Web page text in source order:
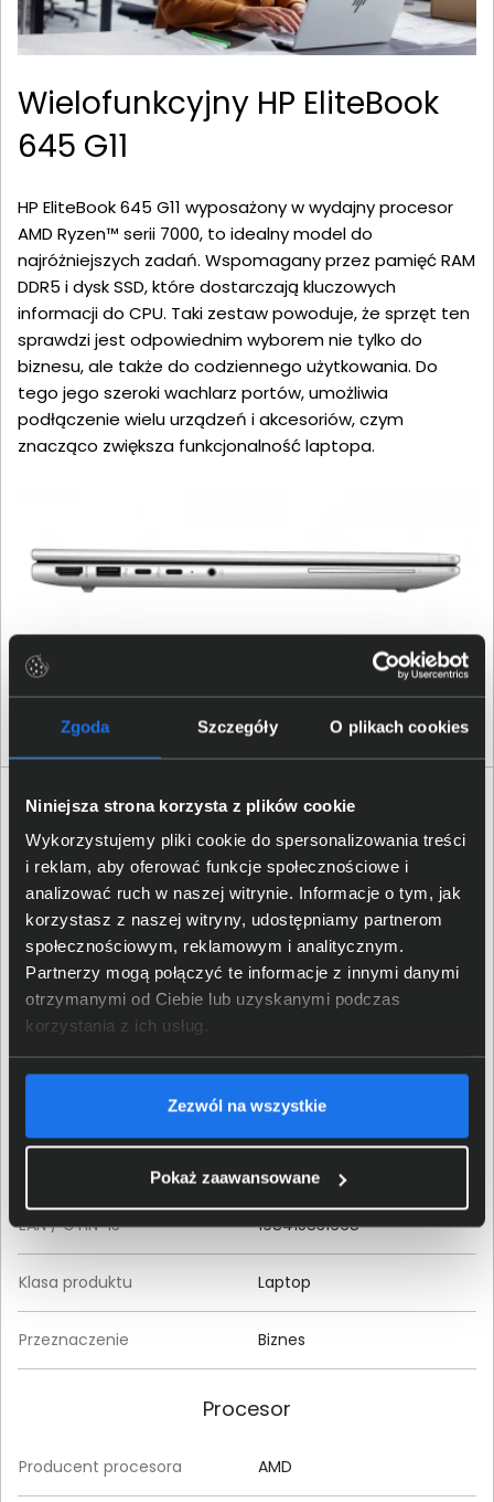
Zgoda Szczegóły O plikach cookies
Niniejsza strona korzysta z plików cookie
Wykorzystujemy pliki cookie do spersonalizowania treści
i reklam, aby oferować funkcje społecznościowe i
analizować ruch w naszej witrynie. Informacje o tym, jak
korzystasz z naszej witryny, udostępniamy partnerom
społecznościowym, reklamowym i analitycznym.
Partnerzy mogą połączyć te informacje z innymi danymi
otrzymanymi od Ciebie lub uzyskanymi podczas
korzystania z ich usług.
Zezwól na wszystkie
Pokaż zaawansowane
Wielofunkcyjny HP EliteBook
645 G11
HP EliteBook 645 G11 wyposażony w wydajny procesor
AMD Ryzen™ serii 7000, to idealny model do
najróżniejszych zadań. Wspomagany przez pamięć RAM
DDR5 i dysk SSD, które dostarczają kluczowych
informacji do CPU. Taki zestaw powoduje, że sprzęt ten
sprawdzi jest odpowiednim wyborem nie tylko do
biznesu, ale także do codziennego użytkowania. Do
tego jego szeroki wachlarz portów, umożliwia
podłączenie wielu urządzeń i akcesoriów, czym
znacząco zwiększa funkcjonalność laptopa.
Specyfikacja techniczna HP EliteBook 645 G11
A38D7ET
Produkt
Producent
Rodzina produktu EliteBook
Seria produktu EliteBook 645
EliteBook 645 G11
Kod producenta (MPN)
EAN / GTIN-13 198415831668
Klasa produktu Laptop
Przeznaczenie Biznes
Procesor
Producent procesora AMD